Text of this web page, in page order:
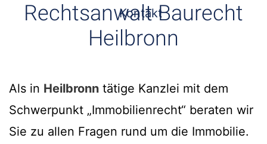
Kontakt
Rechtsanwalt Baurecht
Heilbronn
Als in Heilbronn tätige Kanzlei mit dem
Schwerpunkt „Immobilienrecht“ beraten wir
Sie zu allen Fragen rund um die Immobilie.